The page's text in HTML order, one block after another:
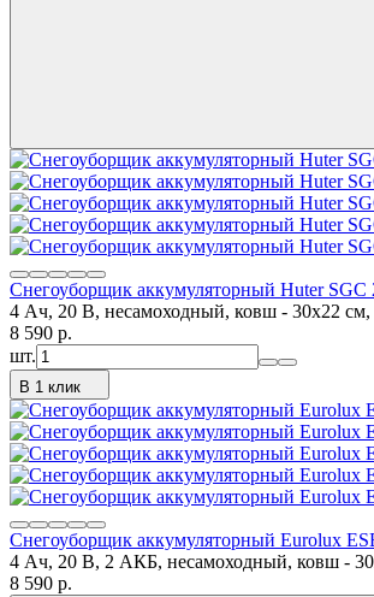
Снегоуборщик аккумуляторный Huter SGC
4 Ач, 20 В, несамоходный, ковш - 30x22
8 590 p.
шт.
В 1 клик
Снегоуборщик аккумуляторный Eurolux
4 Ач, 20 В, 2 АКБ, несамоходный, ковш -
8 590 p.